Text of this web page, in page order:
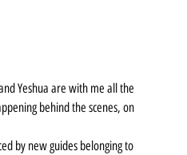
Yeshua are with me all the
behind the scenes, on
by new guides belonging to